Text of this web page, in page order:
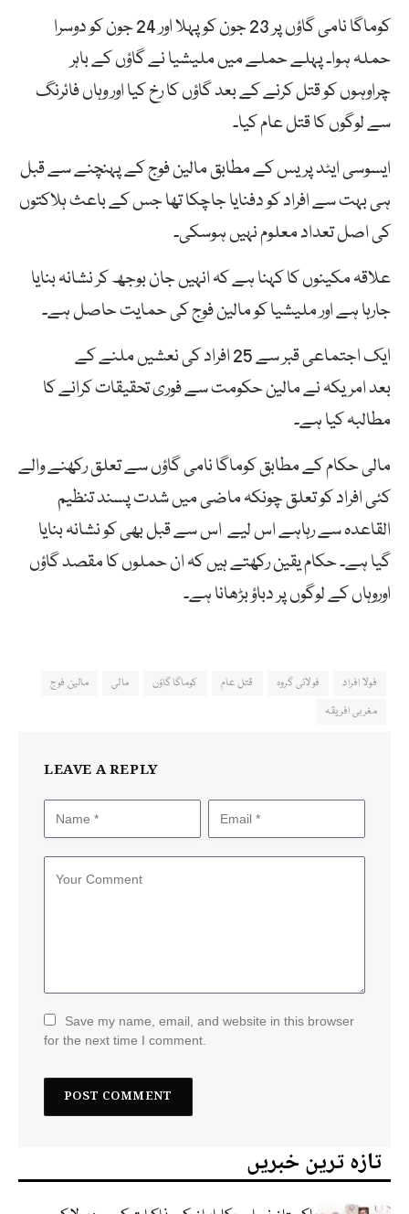
کوماگا نامی گاؤں پر 23 جون کو پہلا اور 24 جون کو دوسرا
حملہ ہوا۔ پہلے حملے میں ملیشیا نے گاؤں کے باہر
چراوہوں کو قتل کرنے کے بعد گاؤں کا رخ کیا اور وہاں فائرنگ
سے لوگوں کا قتل عام کیا۔
ایسوسی ایٹد پریس کے مطابق مالین فوج کے پہنچنے سے قبل
ہی بہت سے افراد کو دفنایا جاچکا تھا جس کے باعث ہلاکتوں
کی اصل تعداد معلوم نہیں ہوسکی۔
علاقہ مکینوں کا کہنا ہے کہ انہیں جان بوجھ کر نشانہ بنایا
جارہا ہے اور ملیشیا کو مالین فوج کی حمایت حاصل ہے۔
ایک اجتماعی قبر سے 25 افراد کی نعشیں ملنے کے
بعد امریکہ نے مالین حکومت سے فوری تحقیقات کرانے کا
مطالبہ کیا ہے۔
مالی حکام کے مطابق کوماگا نامی گاؤں سے تعلق رکھنے والے
کئی افراد کو تعلق چونکہ ماضی میں شدت پسند تنظیم
القاعدہ سے رہاہے اس لیے اس سے قبل بھی کو نشانہ بنایا
گیا ہے۔ حکام یقین رکھتے ہیں کہ ان حملوں کا مقصد گاؤں
اوروہاں کے لوگوں پر دباؤ بڑھانا ہے۔
فولا افراد فولانی گروہ قتل عام کوماگا گاؤں مالی
مالین فوج
مغربی افریقہ
LEAVE A REPLY
Save my name, email, and website in this browser
for the next time I comment.
تازہ ترین خبریں